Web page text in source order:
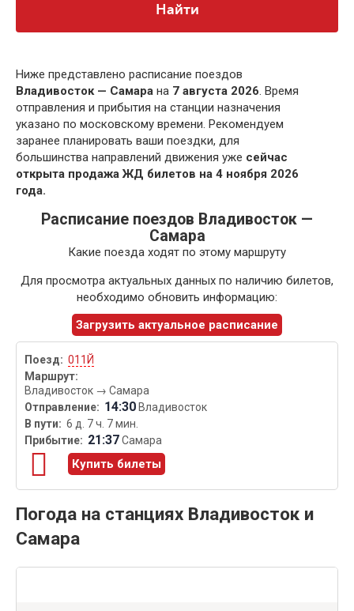
Найти
Ниже представлено расписание поездов
Владивосток — Самара на 7 августа 2026. Время
отправления и прибытия на станции назначения
указано по московскому времени. Рекомендуем
заранее планировать ваши поездки, для
большинства направлений движения уже сейчас
открыта продажа ЖД билетов на 4 ноября 2026
года.
Расписание поездов Владивосток —
Самара
Какие поезда ходят по этому маршруту
Для просмотра актуальных данных по наличию билетов,
необходимо обновить информацию:
Загрузить актуальное расписание
011Й
Владивосток → Самара
14:30 Владивосток
6 д. 7 ч. 7 мин.
21:37Самара
Купить билеты
Погода на станциях Владивосток и
Самара